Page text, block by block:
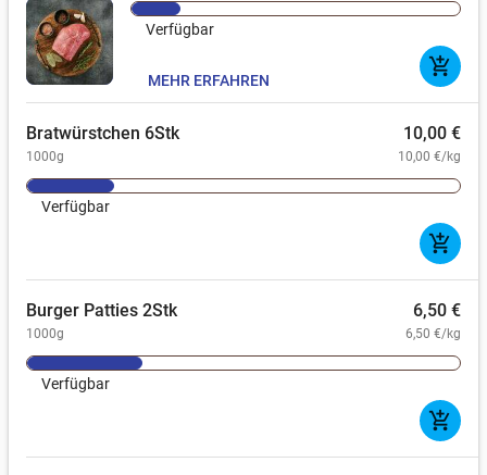
Verfügbar
add_shopping_cart
MEHR ERFAHREN
Bratwürstchen 6Stk 10,00 €
1000g 10,00 €/kg
Verfügbar
add_shopping_cart
Burger Patties 2Stk 6,50 €
1000g 6,50 €/kg
Verfügbar
add_shopping_cart